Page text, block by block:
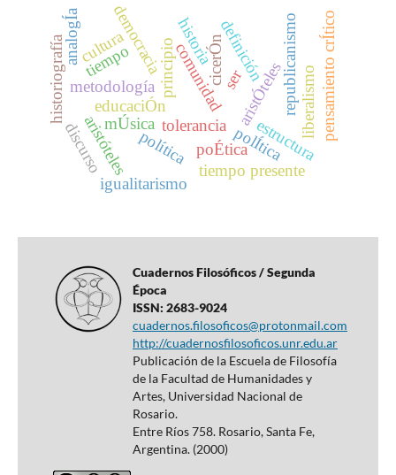
polÍtica
poÉtica
educaciÓn
mÚsica aristÓteles
aristótelespolítica
principio definición
estructura
metodología comunidad republicanismo
cicerÓn
igualitarismo
liberalismo
tolerancia pensamiento crÍtico
democracia
discurso
historia
tiempo
tiempo presente
historiografía cultura
analogÍa
ser
Cuadernos Filosóficos / Segunda
Época
ISSN: 2683-9024
cuadernos.filosoficos@protonmail.com
http://cuadernosfilosoficos.unr.edu.ar
Publicación de la Escuela de Filosofía
de la Facultad de Humanidades y
Artes, Universidad Nacional de
Rosario.
Entre Ríos 758. Rosario, Santa Fe,
Argentina. (2000)